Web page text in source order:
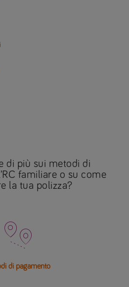
di più sui metodi di
familiare o su come
la tua polizza?

di pagamento